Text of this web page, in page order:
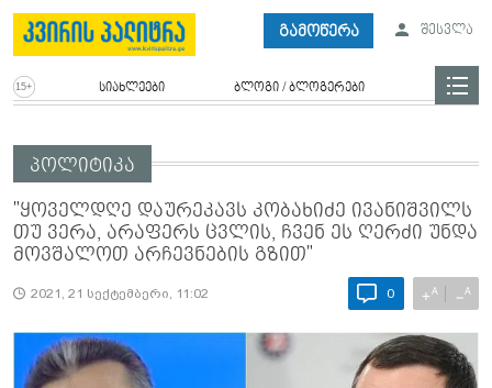
გამოწერა შესვლა
სიახლეები ბლოგი / ბლოგერები
პოლიტიკა
"ყოველდღე დაურეკავს კობახიძე ივანიშვილს
თუ ვერა, არაფერს ცვლის, ჩვენ ეს ღერძი უნდა
მოვშალოთ არჩევნების გზით"
2021, 21 სექტემბერი, 11:02 0 +A −A